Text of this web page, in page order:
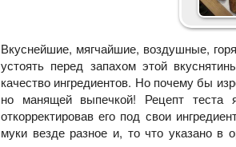
Вкуснейшие, мягчайшие, воздушные,
устоять перед запахом этой
качество ингредиентов. Но почему бы
но манящей выпечкой! Рецепт теста
откорректировав его под свои
муки везде разное и, то что указано в